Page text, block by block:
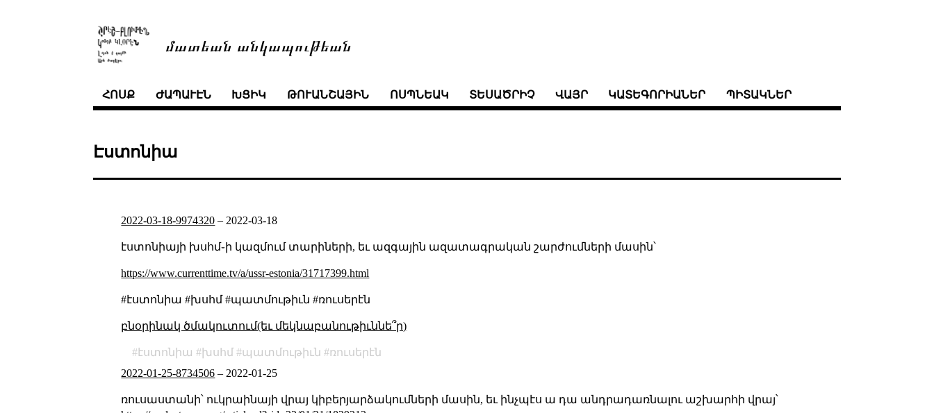
մատեան անկապութեան
ՀՈՍՔ ԺԱՊԱՒԷՆ ԽՑԻԿ ԹՈՒԱՆՇԱՅԻՆ ՈՍՊՆԵԱԿ ՏԵՍԱԾՐԻՉ ՎԱՅՐ ԿԱՏԵԳՈՐԻԱՆԵՐ ՊԻՏԱԿՆԵՐ
Էստոնիա
2022-03-18-9974320 – 2022-03-18
էստոնիայի խսհմ֊ի կազմում տարիների, եւ ազգային ազատագրական շարժումների մասին՝
https://www.currenttime.tv/a/ussr-estonia/31717399.html
#էստոնիա #խսհմ #պատմութիւն #ռուսերէն
բնօրինակ ծմակուտում(եւ մեկնաբանութիւննե՞ր)
էստոնիա խսհմ պատմութիւն
ռուսերէն
2022-01-25-8734506 – 2022-01-25
ռուսաստանի՝ ուկրաինայի վրայ կիբերյարձակումների մասին, եւ ինչպէս ա դա անդրադառնալու աշխարհի վրայ՝